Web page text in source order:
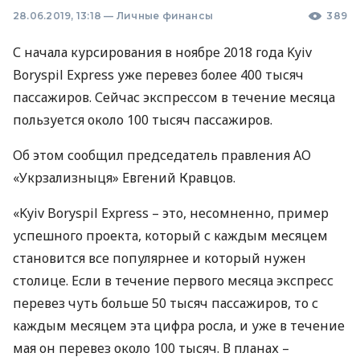
28.06.2019, 13:18 — Личные финансы 389
С начала курсирования в ноябре 2018 года Kyiv
Boryspil Express уже перевез более 400 тысяч
пассажиров. Сейчас экспрессом в течение месяца
пользуется около 100 тысяч пассажиров.
Об этом сообщил председатель правления АО
«Укрзализныця» Евгений Кравцов.
«Kyiv Boryspil Express – это, несомненно, пример
успешного проекта, который с каждым месяцем
становится все популярнее и который нужен
столице. Если в течение первого месяца экспресс
перевез чуть больше 50 тысяч пассажиров, то с
каждым месяцем эта цифра росла, и уже в течение
мая он перевез около 100 тысяч. В планах –